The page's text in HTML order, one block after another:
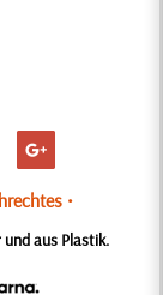
•
aus Plastik.